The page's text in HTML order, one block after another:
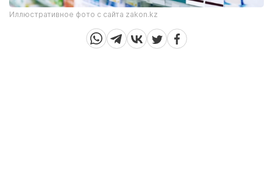
Иллюстративное фото с сайта zakon.kz